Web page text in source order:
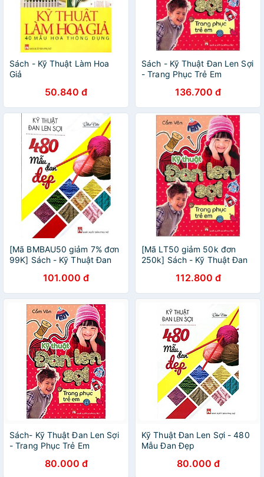
Sách - Kỹ Thuật Làm Hoa
Giả
50.840 đ
Sách - Kỹ Thuật Đan Len Sợi
- Trang Phục Trẻ Em
136.700 đ
[Mã BMBAU50 giảm 7% đơn
99K] Sách - Kỹ Thuật Đan
101.000 đ
[Mã LT50 giảm 50k đơn
250k] Sách - Kỹ Thuật Đan
112.800 đ
Sách- Kỹ Thuật Đan Len Sợi
- Trang Phục Trẻ Em
80.000 đ
Kỹ Thuật Đan Len Sợi - 480
Mẫu Đan Đẹp
80.000 đ